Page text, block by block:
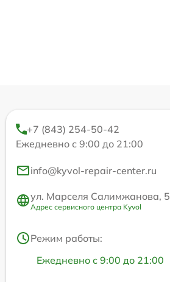
+7 (843) 254-50-42
Ежедневно с 9:00 до 21:00
info@kyvol-repair-center.ru
ул. Марселя Салимжанова, 5
Адрес сервисного центра Kyvol
Режим работы:
Ежедневно с 9:00 до 21:00